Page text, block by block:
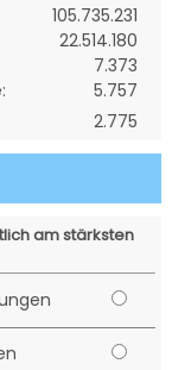
105.735.231
22.514.180
7.373
5.757
2.775
am stärksten